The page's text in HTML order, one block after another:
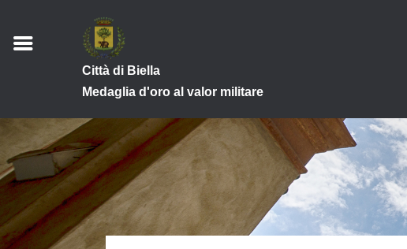
Città di Biella
Medaglia d'oro al valor militare